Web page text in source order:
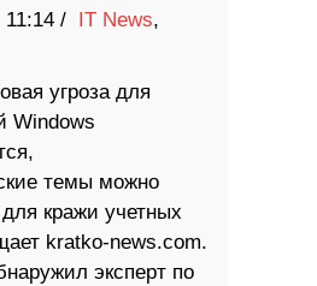
11:14 / IT News,
угроза для
Windows
темы можно
кражи учетных
kratko-news.com.
эксперт по